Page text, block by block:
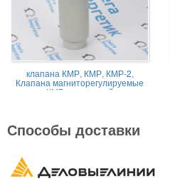
клапана КМР, КМР, КМР-2,
Клапана магниторегулируемые
КМР жидкостной
Способы доставки